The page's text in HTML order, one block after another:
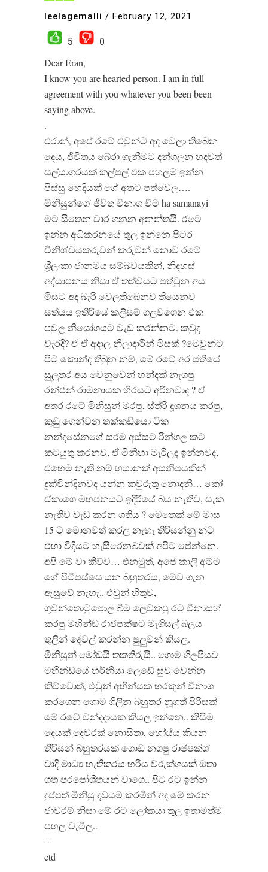
leelagemalli / February 12, 2021
5
0
Dear Eran,
I know you are hearted person. I am in full
agreement with you whatever you been been
saying above.
.
එරාන්, අපේ රටේ එවුන්ට අද වෙලා තිබෙන
දෙය, ජීවිතය බේරා ගැනීමට දන්ගලන හදවත්
සල්යාගරයක් කල්පල් එක පහලම ඉන්න
පිස්සු හෙදියක් ගේ අතට පත්වෙල….
මිනිසුන්ගේ ජීවිත විනාශ වීම ha samanayi
මට සිතෙන වාර ගනන අනන්තයි. රටෙ
ඉන්න අධිකරනයේ තුල ඉන්නෙ පිටර
විනිශ්චයකරුවන් කරුවන් නොව රටේ
ශ්‍රීලංකා ජානමය සම්බවයකින්, නිදහස්
අද්යාපනය නිසා ඒ තත්වයට පත්වුන අය
මිසට අද බැරි වෙලතිබෙනව තියෙනව
සත්යය ඉතිරියේ කලිසම් ගලවගෙන එක
පවුල නියෝගයට වැඩ කරන්නට. කවුද
වැරදි? ඒ ඒ අදාල නිලාදාරීන් මිසක් ?මෙවුන්ට
පිට කොන්ද තිබුන නම්, මේ රටේ අර ජතියේ
සුලුතර අය වෙනුවෙන් හන්දක් නැගපු
රන්ජන් රාමනායක හිරයට අරිනවාද ? ඒ
අතර රටේ මිනිසුන් මරපු, ස්ත්රී දූශනය කරපු,
කුඩු ගෙන්වන තක්කඩියො ටික
නන්දසේනගේ සරම අස්සට රින්ගල කට
කටයුතු කරනව, ඒ මිනිහා මැරිලද ඉන්නවද,
එහෙම නැති නම් භයානක් අසනීපයකින්
දුක්වින්දිනවද යන්න කවුරුතු නොදනී… කෝ
ඒකාගෙ මහජනයට ඉදිරියේ බය නැතිව, සැක
නැතිව වැඩ කරන ගතිය ? මෙතෙක් මේ මාස
15 ට මොනවත් කරල නැහැ තිරිසන්නු න්ට
එහා විදියට හැසිරෙනබවක් අපිට පේන්නෙ.
අපි මේ වා කිව්ව… එනමුත්, අපේ කාලි අම්ම
ගේ පිටිපස්සෙ යන බහුතරය, මේව ගැන
ඇසුවේ නැහැ.. එවුන් හිතුව,
ගුවන්තොටුපොල බිම ලෙවකපු රට විනාසහ්
කරපු මහින්ඩ රාජපක්ෂට මැගිසල් බලය
තුලින් දේවල් කරන්න පුලුවන් කියල.
මිනිසුන් මෝඩයි තකතිරුයි.. ගොම ගිලපියව
මහින්ඩයේ හර්නියා ලෙඩේ සුව වෙන්න
කිව්වොත්, එවුන් අහින්සක හරකුන් විනාශ
කරගෙන ගොම ගිලින බහුතර නූගත් පිරිසක්
මේ රටේ චන්දදායක කියල ඉන්නෙ.. කිසිම
දෙයක් දෙවරක් නොසිතා, හෝය්ය කියන
තිරිසන් බහුතරයක් ගොඩ නගපු රාජපක්ශ්
වාදි මාධ්‍ය හැතිකරය හරිය ව්රුක්ශයක් ඔතා
ගත පරපෝශිතයන් වාගෙ.. පිට රට ඉන්න
දුප්පත් මිනිසු දඩයම් කරමින් අද මේ කරන
ජාවරම් නිසා මේ රට ලෝකයා තුල ඉතාමත්ම
පහල වැටිල..
–
ctd